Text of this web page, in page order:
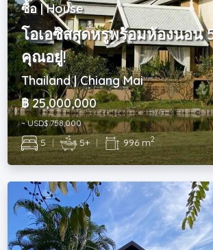
ซื้อ | House
โอเอซิสสุดหรูพร้อมห้องนอน
คุณอยู่!
Thailand | Chiang Mai
฿ 25,000,000
~ USD$ 758,000
5 | 5+ | 996 m2